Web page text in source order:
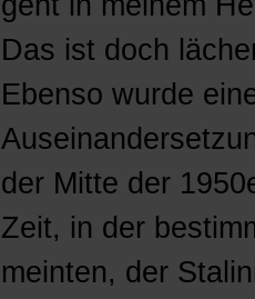
Das ist doch
Ebenso wurde
der Mitte der
Zeit, in der
meinten, der